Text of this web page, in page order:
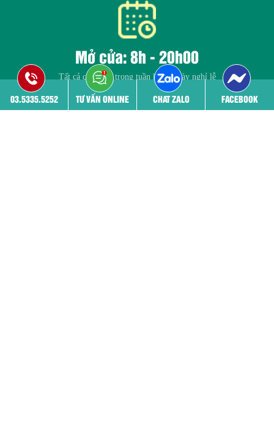
Mở cửa: 8h - 20h00
Tất cả các ngày trong tuần kể cả ngày nghỉ lễ
03.5335.5252 TƯ VẤN ONLINE CHAT ZALO FACEBOOK